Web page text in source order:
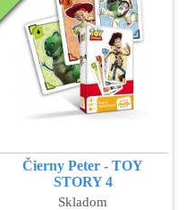
Čierny Peter - TOY
STORY 4
Skladom